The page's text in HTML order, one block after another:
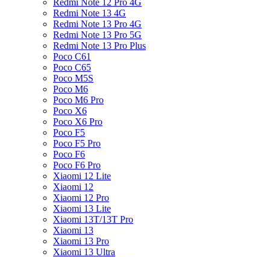
Redmi Note 13 4G
Redmi Note 13 Pro 4G
Redmi Note 13 Pro 5G
Redmi Note 13 Pro Plus
Poco C61
Poco C65
Poco M5S
Poco M6
Poco M6 Pro
Poco X6
Poco X6 Pro
Poco F5
Poco F5 Pro
Poco F6
Poco F6 Pro
Xiaomi 12 Lite
Xiaomi 12
Xiaomi 12 Pro
Xiaomi 13 Lite
Xiaomi 13T/13T Pro
Xiaomi 13
Xiaomi 13 Pro
Xiaomi 13 Ultra